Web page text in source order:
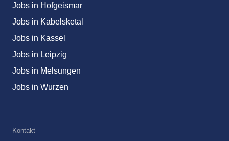
Jobs in Hofgeismar
Jobs in Kabelsketal
Jobs in Kassel
Jobs in Leipzig
Jobs in Melsungen
Jobs in Wurzen
Kontakt